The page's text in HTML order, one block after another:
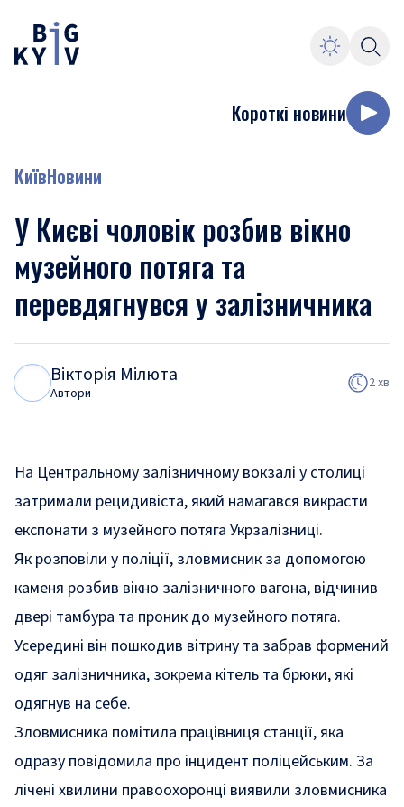
Короткі новини
КиївНовини
У Києві чоловік розбив вікно
музейного потяга та
перевдягнувся у залізничника
Вікторія Мілюта
Автори
2 хв
На Центральному залізничному вокзалі у столиці
затримали рецидивіста, який намагався викрасти
експонати з музейного потяга Укрзалізниці.
Як розповіли у поліції, зловмисник за допомогою
каменя розбив вікно залізничного вагона, відчинив
двері тамбура та проник до музейного потяга.
Усередині він пошкодив вітрину та забрав формений
одяг залізничника, зокрема кітель та брюки, які
одягнув на себе.
Зловмисника помітила працівниця станції, яка
одразу повідомила про інцидент поліцейським. За
лічені хвилини правоохоронці виявили зловмисника